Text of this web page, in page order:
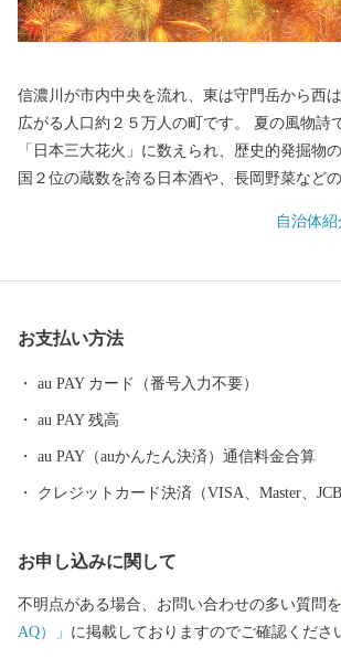
信濃川が市内中央を流れ、東は守門岳から西
広がる人口約２５万人の町です。 夏の風物詩である長岡花火は
「日本三大花火」に数えられ、歴史的発掘物
国２位の蔵数を誇る日本酒や、長岡野菜など
明媚な棚田など、さまざまな特色と文化を持
コシヒカリをはじめとした長岡自慢の品をご
自治体
お支払い方法
au PAY カード（番号入力不要）
au PAY 残高
au PAY（auかんたん決済）通信料金合算
クレジットカード決済（VISA、Master、
お申し込みに関して
不明点がある場合、お問い合わせの多い質問を
AQ）」 に掲載しておりますのでご確認くださ